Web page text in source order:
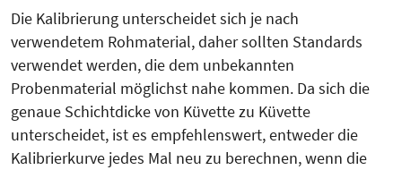
Die Kalibrierung unterscheidet sich je nach
verwendetem Rohmaterial, daher sollten Standards
verwendet werden, die dem unbekannten
Probenmaterial möglichst nahe kommen. Da sich die
genaue Schichtdicke von Küvette zu Küvette
unterscheidet, ist es empfehlenswert, entweder die
Kalibrierkurve jedes Mal neu zu berechnen, wenn die